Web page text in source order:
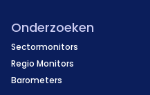
Onderzoeken
Sectormonitors
Regio Monitors
Barometers